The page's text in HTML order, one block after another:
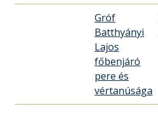
Gróf
Batthyányi
Lajos
főbenjáró
pere és
vértanúsága